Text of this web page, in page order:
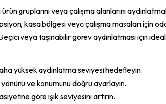
ürün gruplarını veya çalışma alanlarını
kasa bölgesi veya çalışma masaları için
veya taşınabilir görev aydınlatması için
yüksek aydınlatma seviyesi hedefleyin.
ve konumunu doğru ayarlayın.
göre ışık seviyesini artırın.